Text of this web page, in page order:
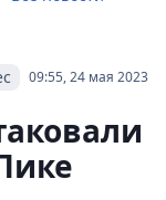
09:55, 24 мая 2023